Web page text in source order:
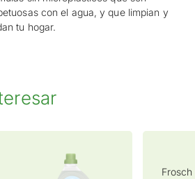
con el agua, y que limpian y
tu hogar.